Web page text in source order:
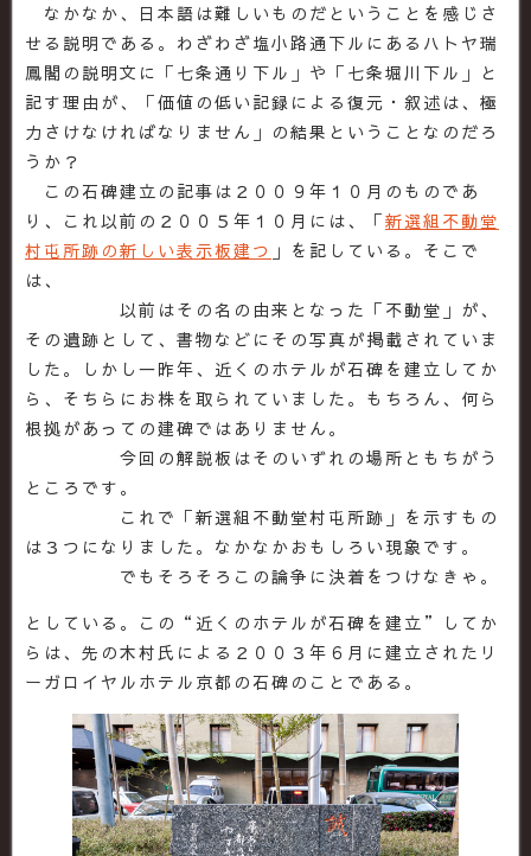
なかなか、日本語は難しいものだということを感じさ
せる説明である。わざわざ塩小路通下ルにあるハトヤ瑞
鳳閣の説明文に「七条通り下ル」や「七条堀川下ル」と
記す理由が、「価値の低い記録による復元・叙述は、極
力さけなければなりません」の結果ということなのだろ
うか？
この石碑建立の記事は２００９年１０月のものであ
り、これ以前の２００５年１０月には、「新選組不動堂
村屯所跡の新しい表示板建つ 」を記している。そこで
は、
以前はその名の由来となった「不動堂」が、
その遺跡として、書物などにその写真が掲載されていま
した。しかし一昨年、近くのホテルが石碑を建立してか
ら、そちらにお株を取られていました。もちろん、何ら
根拠があっての建碑ではありません。
今回の解説板はそのいずれの場所ともちがう
ところです。
これで「新選組不動堂村屯所跡」を示すもの
は３つになりました。なかなかおもしろい現象です。
でもそろそろこの論争に決着をつけなきゃ。
としている。この“近くのホテルが石碑を建立”してか
らは、先の木村氏による２００３年６月に建立されたリ
ーガロイヤルホテル京都の石碑のことである。